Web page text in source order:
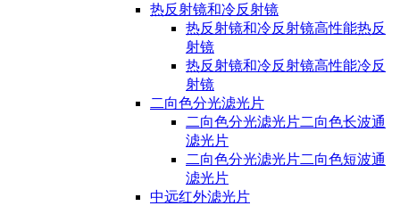
热反射镜和冷反射镜
热反射镜和冷反射镜高性能热反
射镜
热反射镜和冷反射镜高性能冷反
射镜
二向色分光滤光片
二向色分光滤光片二向色长波通
滤光片
二向色分光滤光片二向色短波通
滤光片
中远红外滤光片